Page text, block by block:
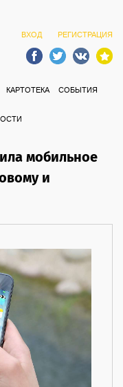
ВХОД РЕГИСТРАЦИЯ
КАРТОТЕКА СОБЫТИЯ
мобильное
и